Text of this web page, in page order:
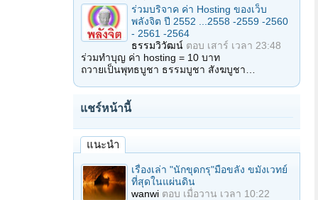
ร่วมบริจาค ค่า Hosting ของเว็บ
พลังจิต ปี 2552 ...2558 -2559 -2560
- 2561 -2564
ธรรมวิวัฒน์ ตอบ เสาร์ เวลา 23:48
ร่วมทำบุญ ค่า hosting = 10 บาท
ถวายเป็นพุทธบูชา ธรรมบูชา สังฆบูชา…
แชร์หน้านี้
แนะนำ
เรื่องเล่า "นักขุดกรุ"มือขลัง ขมังเวทย์
ที่สุดในแผ่นดิน
wanwi ตอบ เมื่อวาน เวลา 10:22